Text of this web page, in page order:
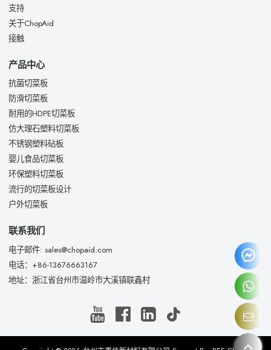
支持
关于ChopAid
接触
产品中心
抗菌切菜板
防滑切菜板
耐用的HDPE切菜板
仿大理石塑料切菜板
不锈钢塑料砧板
婴儿食品切菜板
环保塑料切菜板
流行的切菜板设计
户外切菜板
联系我们
电子邮件: sales@chopaid.com
电话：+86-13676663167
地址：浙江省台州市温岭市大溪镇联鑫村